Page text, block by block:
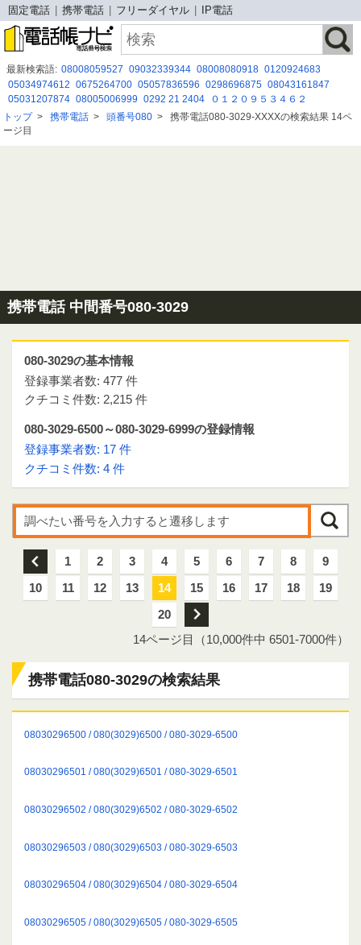
固定電話 携帯電話 フリーダイヤル IP電話
最新検索語: 08008059527 09032339344 08008080918 0120924683
05034974612 0675264700 05057836596 0298696875 08043161847
05031207874 08005006999 0292 21 2404
０１２０９５３４６２
08003000494 09026310058 0367377085 08008052212 0120-534-018
08080479716
トップ> 携帯電話 > 頭番号080 > 携帯電話080-3029-XXXXの検索結果 14ペ
ージ目
携帯電話 中間番号080-3029
080-3029の基本情報
登録事業者数: 477 件
クチコミ件数: 2,215 件
080-3029-6500～080-3029-6999の登録情報
登録事業者数: 17 件
クチコミ件数: 4 件
前 1 2 3 4 5 6 7 8
9
10
11 12 13 14 15 16 17 18
19
20
次
14ページ目（10,000件中 6501-7000件）
携帯電話080-3029の検索結果
08030296500 / 080(3029)6500 / 080-3029-6500
08030296501 / 080(3029)6501 / 080-3029-6501
08030296502 / 080(3029)6502 / 080-3029-6502
08030296503 / 080(3029)6503 / 080-3029-6503
08030296504 / 080(3029)6504 / 080-3029-6504
08030296505 / 080(3029)6505 / 080-3029-6505